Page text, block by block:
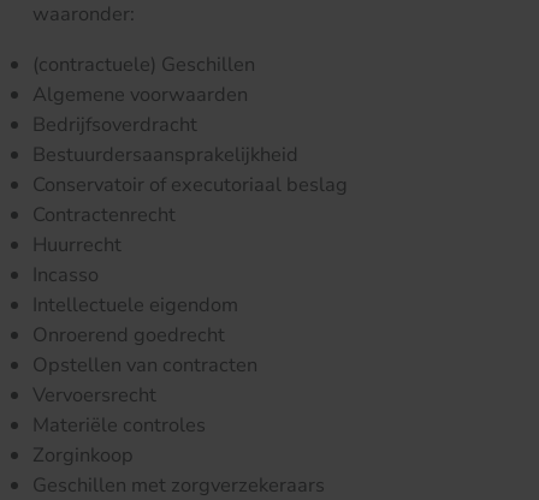
waaronder:
(contractuele) Geschillen
Algemene voorwaarden
Bedrijfsoverdracht
Bestuurdersaansprakelijkheid
Conservatoir of executoriaal beslag
Contractenrecht
Huurrecht
Incasso
Intellectuele eigendom
Onroerend goedrecht
Opstellen van contracten
Vervoersrecht
Materiële controles
Zorginkoop
Geschillen met zorgverzekeraars